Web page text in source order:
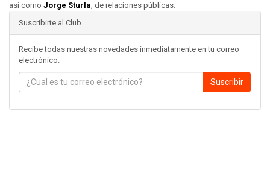
así como Jorge Sturla, de relaciones públicas.
Suscribirte al Club
Recibe todas nuestras novedades inmediatamente en tu correo
electrónico.
Suscribir